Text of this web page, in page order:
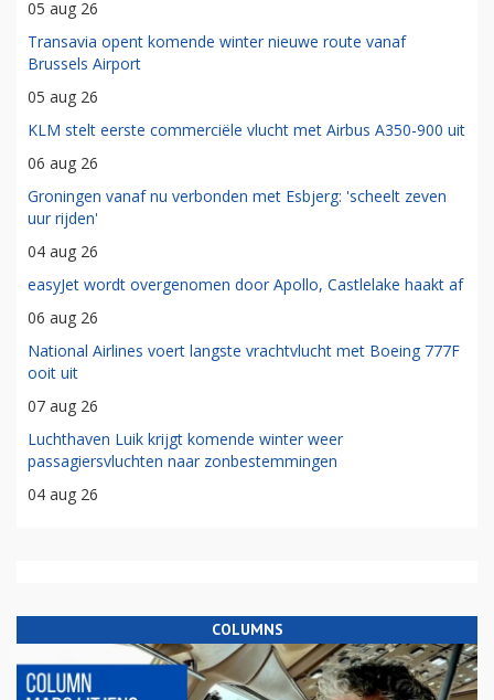
05 aug 26
Transavia opent komende winter nieuwe route vanaf
Brussels Airport
05 aug 26
KLM stelt eerste commerciële vlucht met Airbus A350-900 uit
06 aug 26
Groningen vanaf nu verbonden met Esbjerg: 'scheelt zeven
uur rijden'
04 aug 26
easyJet wordt overgenomen door Apollo, Castlelake haakt af
06 aug 26
National Airlines voert langste vrachtvlucht met Boeing 777F
ooit uit
07 aug 26
Luchthaven Luik krijgt komende winter weer
passagiersvluchten naar zonbestemmingen
04 aug 26
COLUMNS